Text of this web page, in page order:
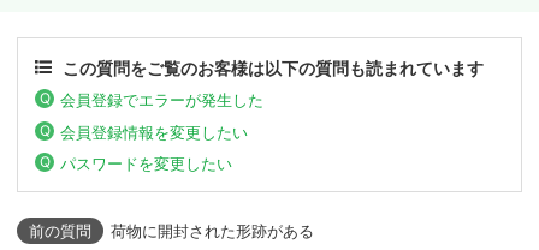
この質問をご覧のお客様は以下の質問も読まれています
会員登録でエラーが発生した
会員登録情報を変更したい
パスワードを変更したい
荷物に開封された形跡がある